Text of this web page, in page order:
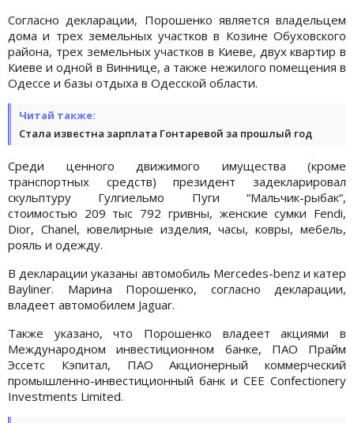
Согласно декларации, Порошенко является владельцем
дома и трех земельных участков в Козине Обуховского
района, трех земельных участков в Киеве, двух квартир в
Киеве и одной в Виннице, а также нежилого помещения в
Одессе и базы отдыха в Одесской области.
Читай также:
Стала известна зарплата Гонтаревой за прошлый год
Среди ценного движимого имущества (кроме
транспортных средств) президент задекларировал
скульптуру Гулгиельмо Пуги “Мальчик-рыбак“,
стоимостью 209 тыс 792 гривны, женские сумки Fendi,
Dior, Chanel, ювелирные изделия, часы, ковры, мебель,
рояль и одежду.
В декларации указаны автомобиль Mercedes-benz и катер
Bayliner. Марина Порошенко, согласно декларации,
владеет автомобилем Jaguar.
Также указано, что Порошенко владеет акциями в
Международном инвестиционном банке, ПАО Прайм
Эссетс Кэпитал, ПАО Акционерный коммерческий
промышленно-инвестиционный банк и CEE Confectionery
Investments Limited.